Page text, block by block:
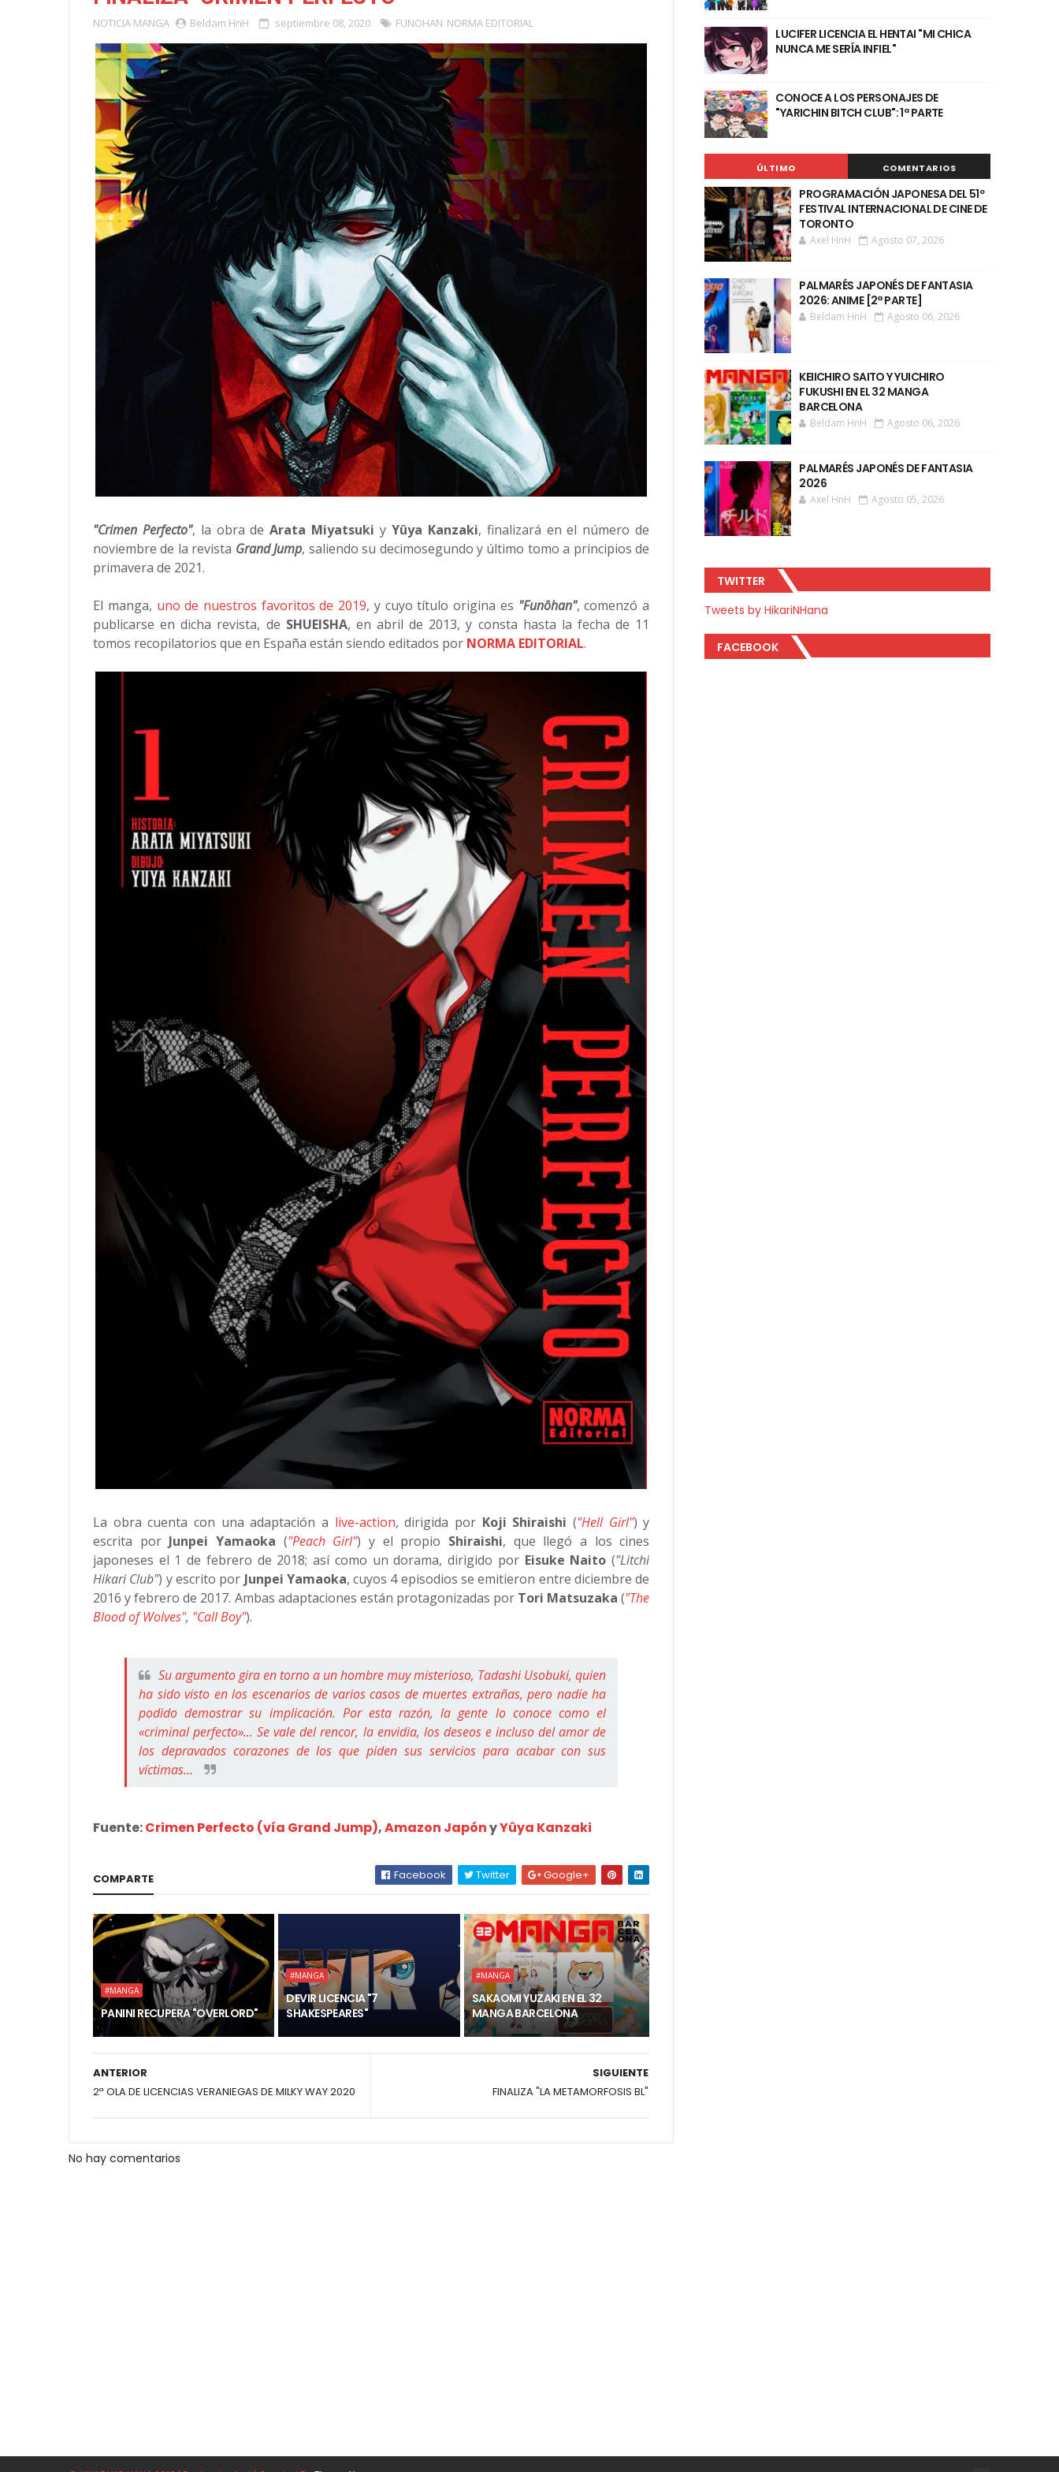
NOTICIA MANGA Beldam HnH septiembre 08, 2020 FUNOHAN NORMA EDITORIAL
"Crimen Perfecto", la obra deArata Miyatsukiy Yûya Kanzaki, finalizará en el número de
noviembre de la revista Grand Jump, saliendo su decimosegundo y último tomo a principios de
primavera de 2021.
El manga, uno de nuestros favoritos de 2019, y cuyo título origina es "Funôhan", comenzó a
publicarse en dicha revista, de SHUEISHA, en abril de 2013, y consta hasta la fecha de 11
tomos recopilatorios que en España están siendo editados por NORMA EDITORIAL.
La obra cuenta con una adaptación a live-action, dirigida por Koji Shiraishi ("Hell Girl") y
escrita por Junpei Yamaoka ("Peach Girl") y el propio Shiraishi, que llegó a los cines
japoneses el 1 de febrero de 2018; así como un dorama, dirigido por Eisuke Naito ("Litchi
Hikari Club") y escrito por Junpei Yamaoka, cuyos 4 episodios se emitieron entre diciembre de
2016 y febrero de 2017. Ambas adaptaciones están protagonizadas por Tori Matsuzaka ("The
Blood of Wolves", "Call Boy").
Su argumento gira en torno a un hombre muy misterioso, Tadashi Usobuki, quien
ha sido visto en los escenarios de varios casos de muertes extrañas, pero nadie ha
podido demostrar su implicación. Por esta razón, la gente lo conoce como el
«criminal perfecto»... Se vale del rencor, la envidia, los deseos e incluso del amor de
los depravados corazones de los que piden sus servicios para acabar con sus
víctimas...
Fuente:Crimen Perfecto (vía Grand Jump),Amazon JapónyYûya Kanzaki
COMPARTE Facebook Twitter Google+
#MANGA
PANINI RECUPERA "OVERLORD"
#MANGA
DEVIR LICENCIA "7
SHAKESPEARES"
#MANGA
SAKAOMI YUZAKI EN EL 32
MANGA BARCELONA
SIGUIENTE
FINALIZA "LA METAMORFOSIS BL"
ANTERIOR
2ª OLA DE LICENCIAS VERANIEGAS DE MILKY WAY 2020
No hay comentarios
LUCIFER LICENCIA EL HENTAI "MI CHICA
NUNCA ME SERÍA INFIEL"
CONOCE A LOS PERSONAJES DE
"YARICHIN BITCH CLUB": 1ª PARTE
ÚLTIMO COMENTARIOS
PROGRAMACIÓN JAPONESA DEL 51º
FESTIVAL INTERNACIONAL DE CINE DE
TORONTO
Axel HnH Agosto 07, 2026
PALMARÉS JAPONÉS DE FANTASIA
2026: ANIME [2ª PARTE]
Beldam HnH Agosto 06, 2026
KEIICHIRO SAITO Y YUICHIRO
FUKUSHI EN EL 32 MANGA
BARCELONA
Beldam HnH Agosto 06, 2026
PALMARÉS JAPONÉS DE FANTASIA
2026
Axel HnH Agosto 05, 2026
TWITTER
Tweets by HikariNHana
FACEBOOK